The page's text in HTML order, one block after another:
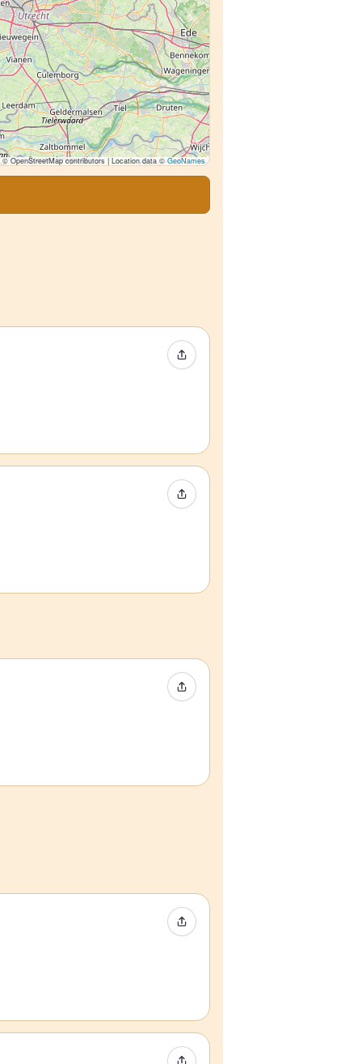
© OpenStreetMap contributors | Location data ©GeoNames
Condividi evento
Condividi evento
Condividi evento
Condividi evento